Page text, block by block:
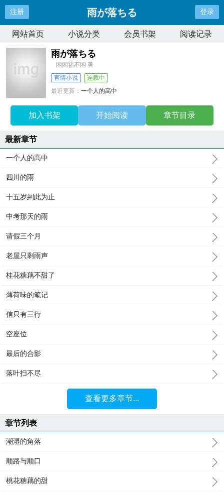
注册 雨が落ちる 登录
网站首页 小说分类 会员书架 阅读记录
雨が落ちる
困困猪不困 著
言情小说
连载中
最近更新：一个人的高中
加入书架 开始阅读 章节目录
最新章节
一个人的高中
四川的雨
十五岁到此为止
中考那天的雨
请假三个月
老屋只剩雨声
桂花糖藕不甜了
薄荷味的笔记
信只有三行
空座位
最后的合影
落叶扫不尽
查看更多章节...
章节列表
潮湿的角落
顺路与顺口
桃花糖藕的甜